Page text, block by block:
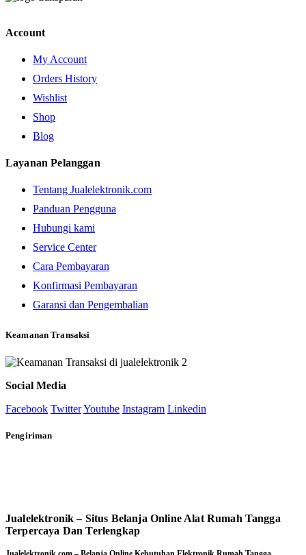
Account
My Account
Orders History
Wishlist
Shop
Blog
Layanan Pelanggan
Tentang Jualelektronik.com
Panduan Pengguna
Hubungi kami
Service Center
Cara Pembayaran
Konfirmasi Pembayaran
Garansi dan Pengembalian
Keamanan Transaksi
Social Media
Facebook TwitterYoutube Instagram Linkedin
Pengiriman
Jualelektronik – Situs Belanja Online Alat Rumah Tangga
Terpercaya Dan Terlengkap